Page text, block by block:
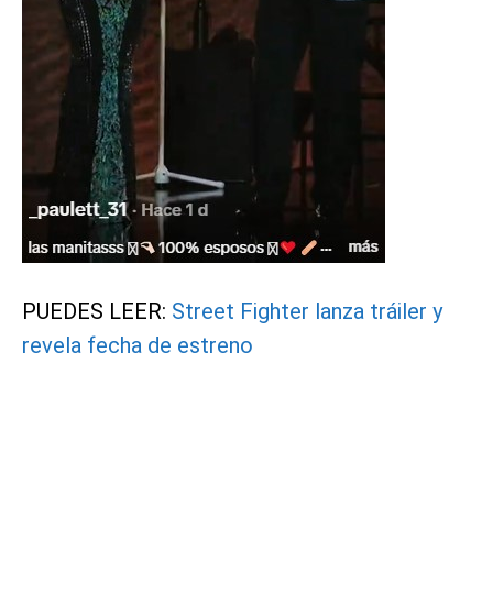
PUEDES LEER: Street Fighter lanza tráiler y
revela fecha de estreno